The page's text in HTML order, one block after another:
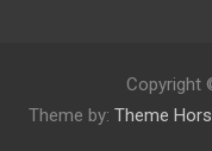
Copyright
Theme by: Theme